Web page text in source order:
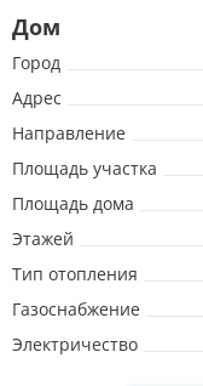
Дом
Город
Адрес
Направление
Площадь участка
Площадь дома
Этажей
Тип отопления
Газоснабжение
Электричество